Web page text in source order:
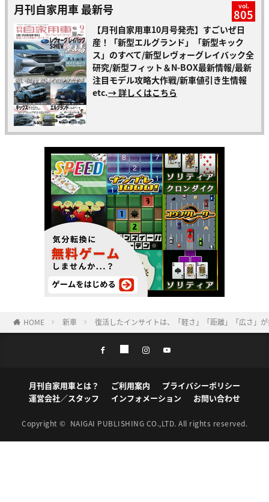
月刊自家用車 最新号 vol.
805
【月刊自家用車10月号発売】すごいぜ日
産！「新型エルグランド」「新型キック
ス」のすべて/新型レヴォーグレイバック全
研究/新型フィット＆N-BOX最新情報/最新
注目モデル攻略大作戦/新車値引き生情報
etc.→ 詳しくはこちら
HOME 新車 復活したインサイトは、「軽さ」「距離」「広さ」
月刊自家用車とは？ ご利用案内
プライバシーポリシー
運営会社／スタッフ
インフォメーション お問い合わせ
Copyright © NAIGAI PUBLISHING CO.,LTD. All rights reserved.